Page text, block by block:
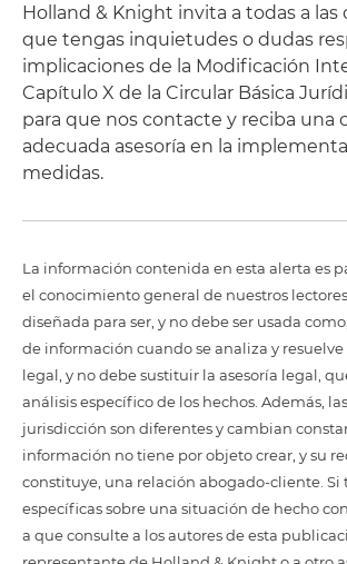
Holland & Knight invita a todas a las
que tengas inquietudes o dudas
implicaciones de la Modificación
Capítulo X de la Circular Básica
para que nos contacte y reciba una
adecuada asesoría en la
medidas.
La información contenida en esta alerta es
el conocimiento general de nuestros
diseñada para ser, y no debe ser usada
de información cuando se analiza y
legal, y no debe sustituir la asesoría legal,
análisis específico de los hechos. Además,
jurisdicción son diferentes y cambian
información no tiene por objeto crear, y su
constituye, una relación abogado-cliente.
específicas sobre una situación de hecho
a que consulte a los autores de esta